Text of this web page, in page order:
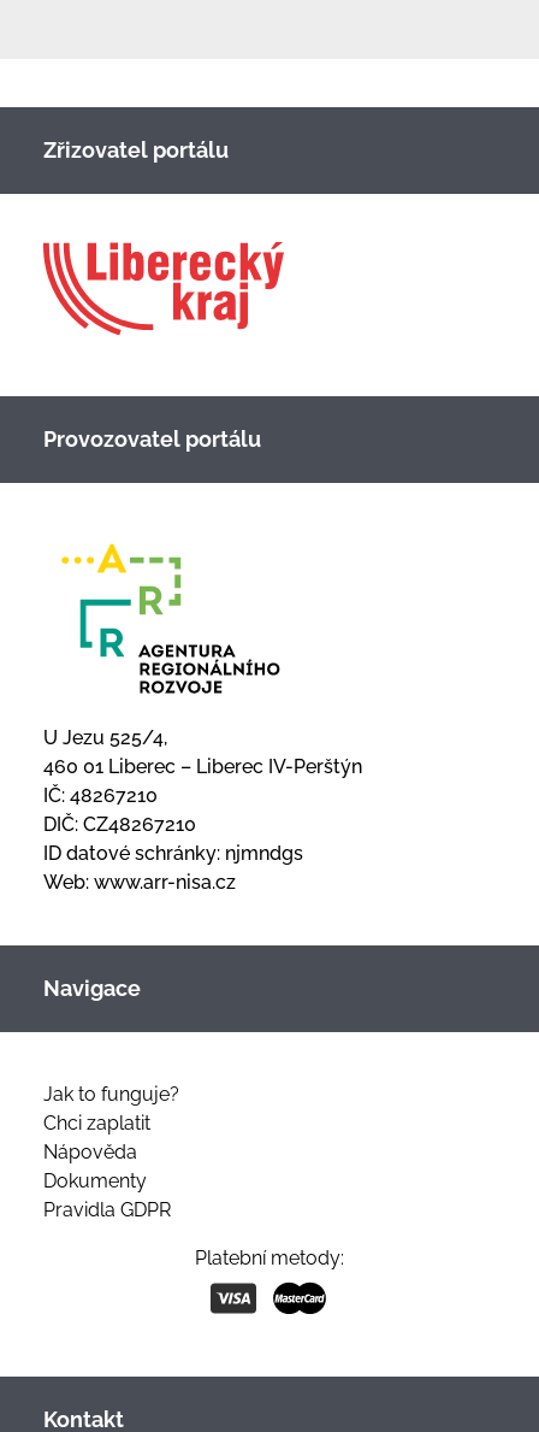
Zřizovatel portálu
Provozovatel portálu
U Jezu 525/4,
460 01 Liberec – Liberec IV-Perštýn
IČ: 48267210
DIČ: CZ48267210
ID datové schránky: njmndgs
Web: www.arr-nisa.cz
Navigace
Jak to funguje?
Chci zaplatit
Nápověda
Dokumenty
Pravidla GDPR
Platební metody:
Kontakt